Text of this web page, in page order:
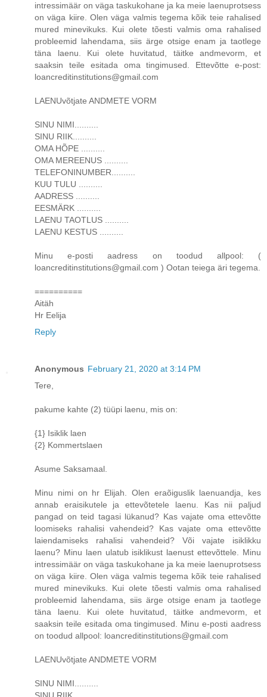
intressimäär on väga taskukohane ja ka meie laenuprotsess
on väga kiire. Olen väga valmis tegema kõik teie rahalised
mured minevikuks. Kui olete tõesti valmis oma rahalised
probleemid lahendama, siis ärge otsige enam ja taotlege
täna laenu. Kui olete huvitatud, täitke andmevorm, et
saaksin teile esitada oma tingimused. Ettevõtte e-post:
loancreditinstitutions@gmail.com
LAENUvõtjate ANDMETE VORM
SINU NIMI..........
SINU RIIK..........
OMA HÕPE ..........
OMA MEREENUS ..........
TELEFONINUMBER..........
KUU TULU ..........
AADRESS ..........
EESMÄRK ..........
LAENU TAOTLUS ..........
LAENU KESTUS ..........
Minu e-posti aadress on toodud allpool: (
loancreditinstitutions@gmail.com ) Ootan teiega äri tegema.
==========
Aitäh
Hr Eelija
Reply
Anonymous February 21, 2020 at 3:14 PM
Tere,
pakume kahte (2) tüüpi laenu, mis on:
{1} Isiklik laen
{2} Kommertslaen
Asume Saksamaal.
Minu nimi on hr Elijah. Olen eraõiguslik laenuandja, kes
annab eraisikutele ja ettevõtetele laenu. Kas nii paljud
pangad on teid tagasi lükanud? Kas vajate oma ettevõtte
loomiseks rahalisi vahendeid? Kas vajate oma ettevõtte
laiendamiseks rahalisi vahendeid? Või vajate isiklikku
laenu? Minu laen ulatub isiklikust laenust ettevõttele. Minu
intressimäär on väga taskukohane ja ka meie laenuprotsess
on väga kiire. Olen väga valmis tegema kõik teie rahalised
mured minevikuks. Kui olete tõesti valmis oma rahalised
probleemid lahendama, siis ärge otsige enam ja taotlege
täna laenu. Kui olete huvitatud, täitke andmevorm, et
saaksin teile esitada oma tingimused. Minu e-posti aadress
on toodud allpool: loancreditinstitutions@gmail.com
LAENUvõtjate ANDMETE VORM
SINU NIMI..........